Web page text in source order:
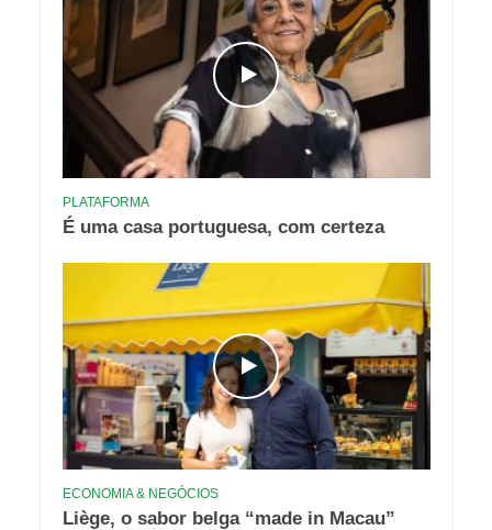
PLATAFORMA
É uma casa portuguesa, com certeza
ECONOMIA & NEGÓCIOS
Liège, o sabor belga “made in Macau”